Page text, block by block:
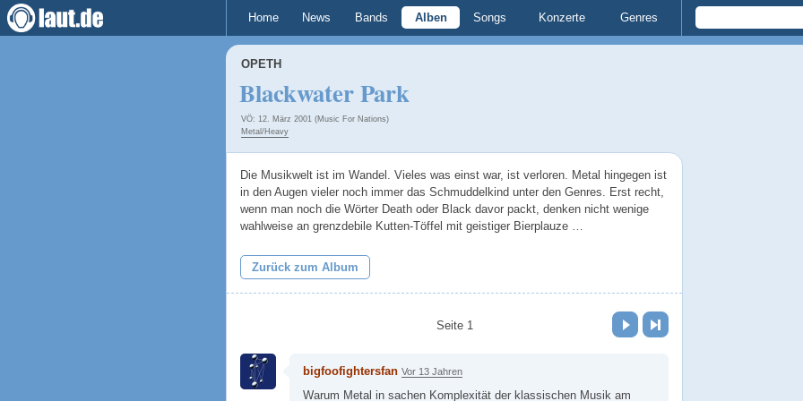
Home News Bands Alben Songs Konzerte Genres
OPETH
Blackwater Park
VÖ: 12. März 2001 (Music For Nations)
Metal/Heavy
Die Musikwelt ist im Wandel. Vieles was einst war, ist verloren. Metal hingegen ist
in den Augen vieler noch immer das Schmuddelkind unter den Genres. Erst recht,
wenn man noch die Wörter Death oder Black davor packt, denken nicht wenige
wahlweise an grenzdebile Kutten-Töffel mit geistiger Bierplauze …
Zurück zum Album
Seite 1
Vor Letzte Seite
bigfoofightersfan Vor 13 Jahren
Warum Metal in sachen Komplexität der klassischen Musik am